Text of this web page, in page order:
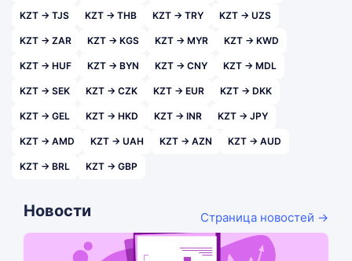
KZT → TJS KZT → THB KZT → TRY KZT → UZS
KZT → ZAR KZT → KGS KZT → MYR KZT → KWD
KZT → HUF KZT → BYN KZT → CNY KZT → MDL
KZT → SEK KZT → CZK KZT → EUR KZT → DKK
KZT → GEL KZT → HKD KZT → INR KZT → JPY
KZT → AMD KZT → UAH KZT → AZN KZT → AUD
KZT → BRL KZT → GBP
Новости Страница новостей →